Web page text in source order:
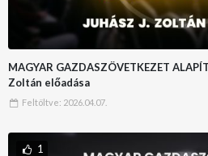
MAGYAR GAZDASZÖVETKEZET
Zoltán előadása
Feltöltve: 2026.04.07.
1